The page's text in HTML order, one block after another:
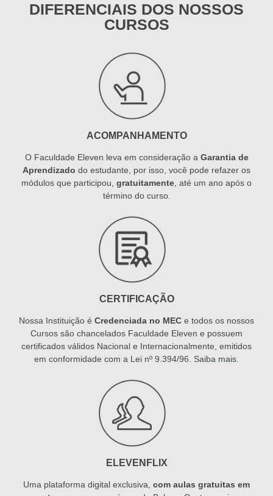
DIFERENCIAIS DOS NOSSOS
CURSOS
ACOMPANHAMENTO
O Faculdade Eleven leva em consideração a Garantia de
Aprendizado do estudante, por isso, você pode refazer os
módulos que participou, gratuitamente , até um ano após o
término do curso.
CERTIFICAÇÃO
Nossa Instituição é Credenciada no MEC e todos os nossos
Cursos são chancelados Faculdade Eleven e possuem
certificados válidos Nacional e Internacionalmente, emitidos
em conformidade com a Lei nº 9.394/96. Saiba mais
ELEVENFLIX
Uma plataforma digital exclusiva, com aulas gratuitas em